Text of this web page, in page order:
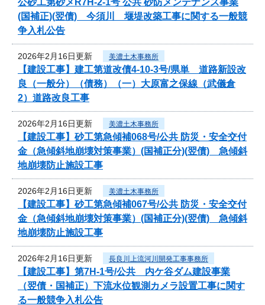
(国補正)(翌債) 今須川 堰堤改築工事に関する一般競
争入札公告
2026年2月16日更新 美濃土木事務所
【建設工事】建工第道改債4-10-3号/県単 道路新設改
良（一般分）（債務）（一）大原富之保線（武儀倉
2）道路改良工事
2026年2月16日更新 美濃土木事務所
【建設工事】砂工第急傾補068号/公共 防災・安全交付
金（急傾斜地崩壊対策事業）(国補正分)(翌債) 急傾斜
地崩壊防止施設工事
2026年2月16日更新 美濃土木事務所
【建設工事】砂工第急傾補067号/公共 防災・安全交付
金（急傾斜地崩壊対策事業）(国補正分)(翌債) 急傾斜
地崩壊防止施設工事
2026年2月16日更新 長良川上流河川開発工事事務所
【建設工事】第7H-1号/公共 内ケ谷ダム建設事業
（翌債・国補正）下流水位観測カメラ設置工事に関す
る一般競争入札公告